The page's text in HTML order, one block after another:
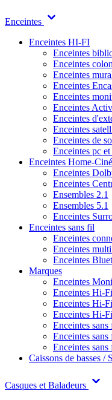
Enceintes
Enceintes HI-FI
Enceintes
Enceintes
Enceintes
Enceintes
Enceintes
Enceintes
Enceintes
Enceintes
Enceintes de
Enceintes pc
Enceintes Home-
Enceintes
Enceintes
Ensembles 2.1
Ensembles 5.1
Enceintes
Enceintes sans fil
Enceintes
Enceintes
Enceintes
Marques
Enceintes
Enceintes Hi-
Enceintes Hi-
Enceintes Hi-
Enceintes
Enceintes
Enceintes
Caissons de basses /
Casques et Baladeurs